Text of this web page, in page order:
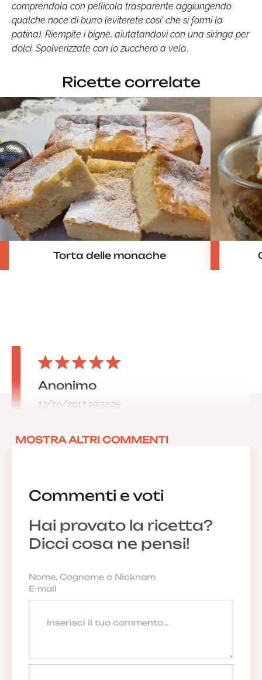
comprendola con pellicola trasparente aggiungendo
qualche noce di burro (eviterete cosi' che si formi la
patina). Riempite i bignè, aiutatandovi con una siringa per
dolci. Spolverizzate con lo zucchero a velo..
Ricette correlate
Torta delle monache
Commenti e voti
Hai provato la ricetta?
Dicci cosa ne pensi!
Anonimo
17/10/2017 19:32:25
MOSTRA ALTRI COMMENTI